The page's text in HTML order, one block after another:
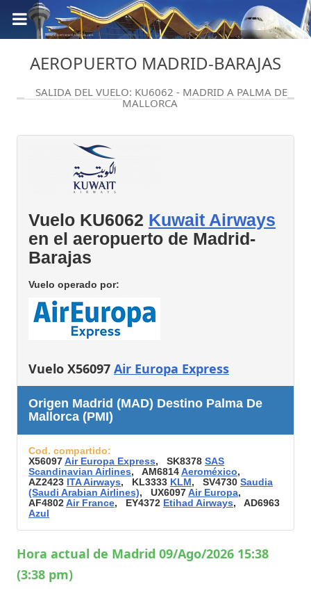
AEROPUERTO MADRID-BARAJAS
SALIDA DEL VUELO: KU6062 - MADRID A PALMA DE
MALLORCA
Vuelo KU6062 Kuwait Airways
en el aeropuerto de Madrid-
Barajas
Vuelo operado por:
Vuelo X56097 Air Europa Express
Origen Madrid (MAD) Destino Palma De
Mallorca (PMI)
Cod. compartido:
X56097Air Europa Express, SK8378 SAS
Scandinavian Airlines, AM6814Aeroméxico,
AZ2423 ITA Airways, KL3333 KLM, SV4730 Saudia
(Saudi Arabian Airlines), UX6097Air Europa,
AF4802Air France, EY4372 Etihad Airways, AD6963
Azul
Hora actual de Madrid 09/Ago/2026 15:38
(3:38 pm)